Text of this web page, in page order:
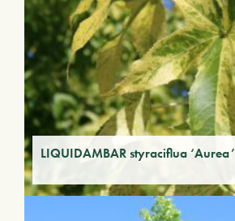
LIQUIDAMBAR styraciflua ‘Aurea’